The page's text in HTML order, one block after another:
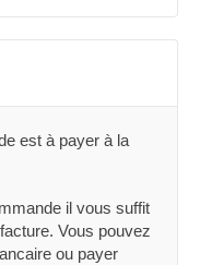
est à payer à la
il vous suffit
Vous pouvez
ou payer